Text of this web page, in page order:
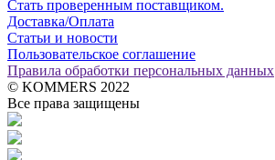
Стать проверенным поставщиком.
Доставка/Оплата
Статьи и новости
Пользовательское соглашение
Правила обработки персональных данных
© KOMMERS 2022
Все права защищены